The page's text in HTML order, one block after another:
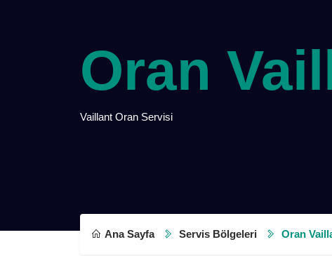
Oran
Vaillant Oran Servisi
Ana Sayfa Servis Bölgeleri Oran